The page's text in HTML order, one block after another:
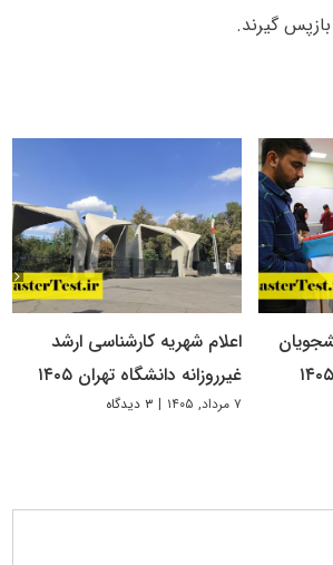
گیرند.
اعلام شهریه کارشناسی ارشد
غیرروزانه دانشگاه تهران ۱۴۰۵
۷ مرداد, ۱۴۰۵ | ۳ دیدگاه